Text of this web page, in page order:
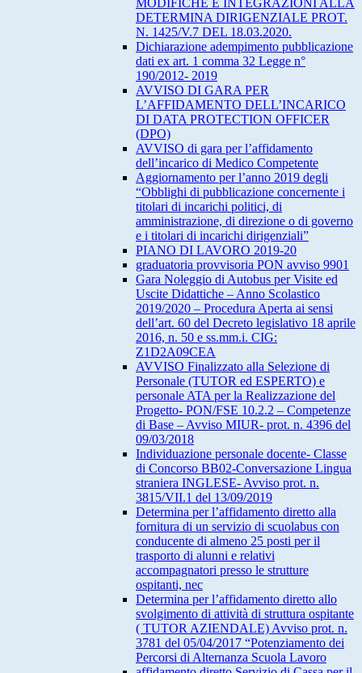
MODIFICHE E INTEGRAZIONI ALLA
DETERMINA DIRIGENZIALE PROT.
N. 1425/V.7 DEL 18.03.2020.
Dichiarazione adempimento pubblicazione
dati ex art. 1 comma 32 Legge n°
190/2012- 2019
AVVISO DI GARA PER
L’AFFIDAMENTO DELL’INCARICO
DI DATA PROTECTION OFFICER
(DPO)
AVVISO di gara per l’affidamento
dell’incarico di Medico Competente
Aggiornamento per l’anno 2019 degli
“Obblighi di pubblicazione concernente i
titolari di incarichi politici, di
amministrazione, di direzione o di governo
e i titolari di incarichi dirigenziali”
PIANO DI LAVORO 2019-20
graduatoria provvisoria PON avviso 9901
Gara Noleggio di Autobus per Visite ed
Uscite Didattiche – Anno Scolastico
2019/2020 – Procedura Aperta ai sensi
dell’art. 60 del Decreto legislativo 18 aprile
2016, n. 50 e ss.mm.i. CIG:
Z1D2A09CEA
AVVISO Finalizzato alla Selezione di
Personale (TUTOR ed ESPERTO) e
personale ATA per la Realizzazione del
Progetto- PON/FSE 10.2.2 – Competenze
di Base – Avviso MIUR- prot. n. 4396 del
09/03/2018
Individuazione personale docente- Classe
di Concorso BB02-Conversazione Lingua
straniera INGLESE- Avviso prot. n.
3815/VII.1 del 13/09/2019
Determina per l’affidamento diretto alla
fornitura di un servizio di scuolabus con
conducente di almeno 25 posti per il
trasporto di alunni e relativi
accompagnatori presso le strutture
ospitanti, nec
Determina per l’affidamento diretto allo
svolgimento di attività di struttura ospitante
( TUTOR AZIENDALE) Avviso prot. n.
3781 del 05/04/2017 “Potenziamento dei
Percorsi di Alternanza Scuola Lavoro